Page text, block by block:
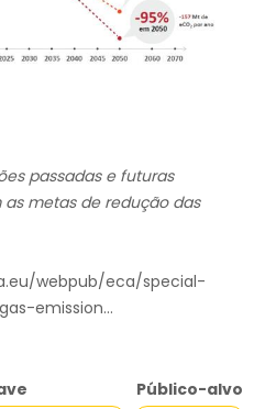
passadas e futuras
metas de redução das
webpub/eca/special-
emission…
Público-alvo